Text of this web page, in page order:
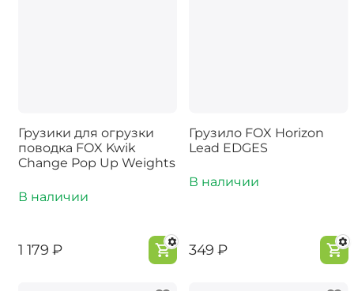
Грузики для огрузки
поводка FOX Kwik
Change Pop Up Weights
В наличии
‍1 179‍ ₽
Грузило FOX Horizon
Lead EDGES
В наличии
‍349‍ ₽